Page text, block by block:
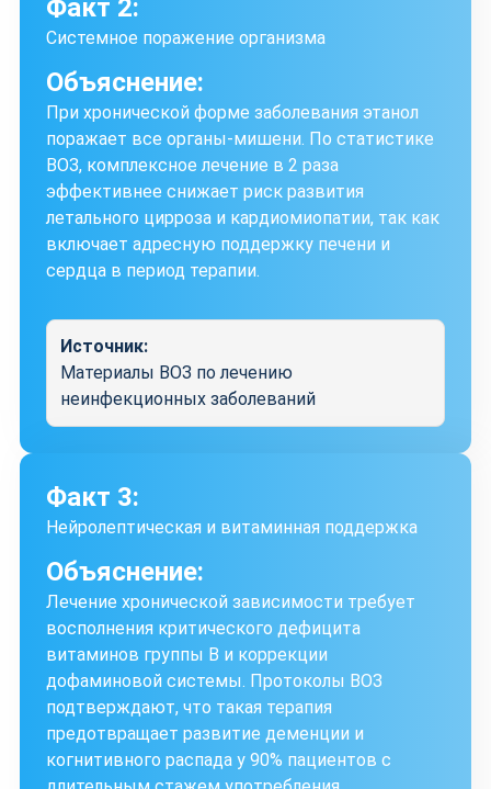
Факт 2:
Системное поражение организма
Объяснение:
При хронической форме заболевания этанол
поражает все органы-мишени. По статистике
ВОЗ, комплексное лечение в 2 раза
эффективнее снижает риск развития
летального цирроза и кардиомиопатии, так как
включает адресную поддержку печени и
сердца в период терапии.
Источник:
Материалы ВОЗ по лечению
неинфекционных заболеваний
Факт 3:
Нейролептическая и витаминная поддержка
Объяснение:
Лечение хронической зависимости требует
восполнения критического дефицита
витаминов группы B и коррекции
дофаминовой системы. Протоколы ВОЗ
подтверждают, что такая терапия
предотвращает развитие деменции и
когнитивного распада у 90% пациентов с